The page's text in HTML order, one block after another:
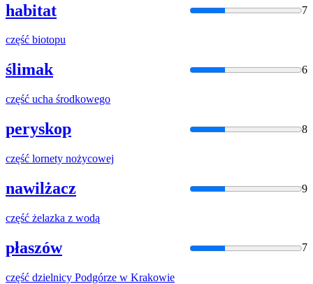
habitat 7
część biotopu
ślimak 6
część ucha środkowego
peryskop 8
część lornety nożycowej
nawilżacz 9
część żelazka z wodą
płaszów 7
część dzielnicy Podgórze w Krakowie